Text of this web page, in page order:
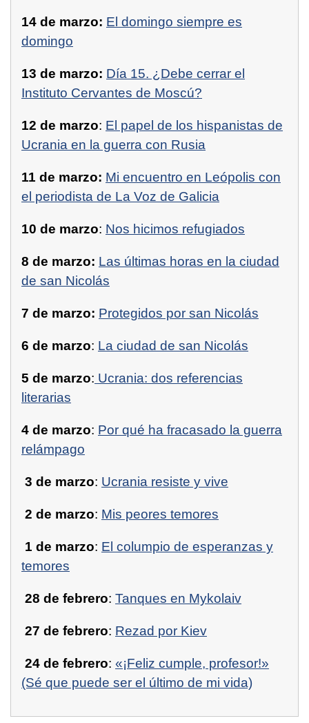
14 de marzo: El domingo siempre es
domingo
13 de marzo: Día 15. ¿Debe cerrar el
Instituto Cervantes de Moscú?
12 de marzo: El papel de los hispanistas de
Ucrania en la guerra con Rusia
11 de marzo: Mi encuentro en Leópolis con
el periodista de La Voz de Galicia
10 de marzo: Nos hicimos refugiados
8 de marzo: Las últimas horas en la ciudad
de san Nicolás
7 de marzo: Protegidos por san Nicolás
6 de marzo: La ciudad de san Nicolás
5 de marzo: Ucrania: dos referencias
literarias
4 de marzo: Por qué ha fracasado la guerra
relámpago
3 de marzo: Ucrania resiste y vive
2 de marzo: Mis peores temores
1 de marzo: El columpio de esperanzas y
temores
28 de febrero: Tanques en Mykolaiv
27 de febrero: Rezad por Kiev
24 de febrero: «¡Feliz cumple, profesor!»
(Sé que puede ser el último de mi vida)